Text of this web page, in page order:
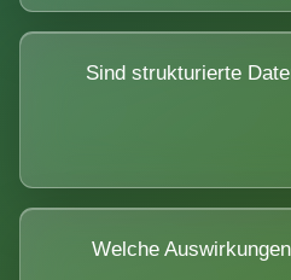
Sind strukturierte
Welche